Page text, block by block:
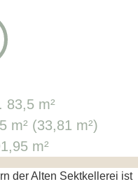
83,5 m²
m² (33,81 m²)
m²
der Alten Sektkellerei ist